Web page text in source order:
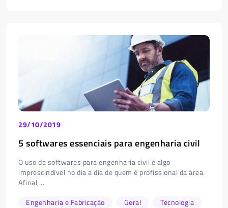
29/10/2019
5 softwares essenciais para engenharia civil
O uso de softwares para engenharia civil é algo
imprescindível no dia a dia de quem é profissional da área.
Afinal,...
Engenharia e Fabricação
Geral Tecnologia